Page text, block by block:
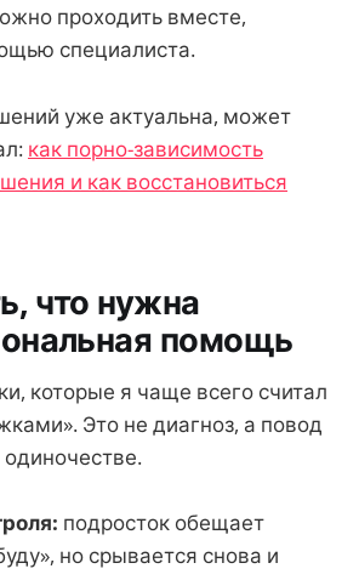
проходить вместе,
специалиста.
уже актуальна, может
как порно-зависимость
и как восстановиться
что нужна
помощь
которые я чаще всего считал
Это не диагноз, а повод
одиночестве.
подросток обещает
но срывается снова и